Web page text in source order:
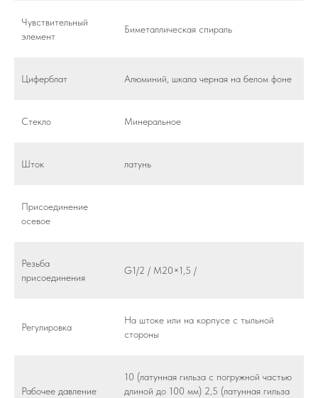
Чувствительный
элемент
Биметаллическая спираль
Циферблат Алюминий, шкала черная на белом фоне
Стекло Минеральное
Шток латунь
Присоединение
осевое
Резьба
присоединения
G1/2 / M20×1,5 /
Регулировка
На штоке или на корпусе с тыльной
стороны
Рабочее давление
10 (латунная гильза с погружной частью
длиной до 100 мм) 2,5 (латунная гильза